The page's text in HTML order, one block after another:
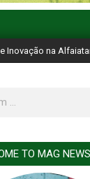
Inovação na
TO MAG